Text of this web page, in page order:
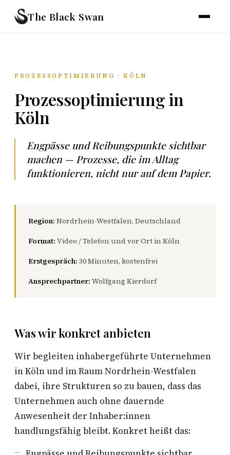
The Black Swan
PROZESSOPTIMIERUNG · KÖLN
Prozessoptimierung in
Köln
Engpässe und Reibungspunkte sichtbar
machen — Prozesse, die im Alltag
funktionieren, nicht nur auf dem Papier.
Region: Nordrhein-Westfalen, Deutschland
Format: Video / Telefon und vor Ort in Köln
Erstgespräch: 30 Minuten, kostenfrei
Ansprechpartner: Wolfgang Kierdorf
Was wir konkret anbieten
Wir begleiten inhabergeführte Unternehmen
in Köln und im Raum Nordrhein-Westfalen
dabei, ihre Strukturen so zu bauen, dass das
Unternehmen auch ohne dauernde
Anwesenheit der Inhaber:innen
handlungsfähig bleibt. Konkret heißt das: